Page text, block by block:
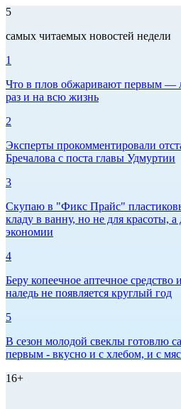
5
самых читаемых новостей недели
1
Что в плов обжаривают первым —
раз и на всю жизнь
2
Эксперты прокомментировали
Бречалова с поста главы Удмуртии
3
Скупаю в "Фикс Прайс"
кладу в ванну, но не для красоты,
экономии
4
Беру копеечное аптечное
наледь не появляется круглый год
5
В сезон молодой свеклы готовлю
первым - вкусно и с хлебом, и с
16+